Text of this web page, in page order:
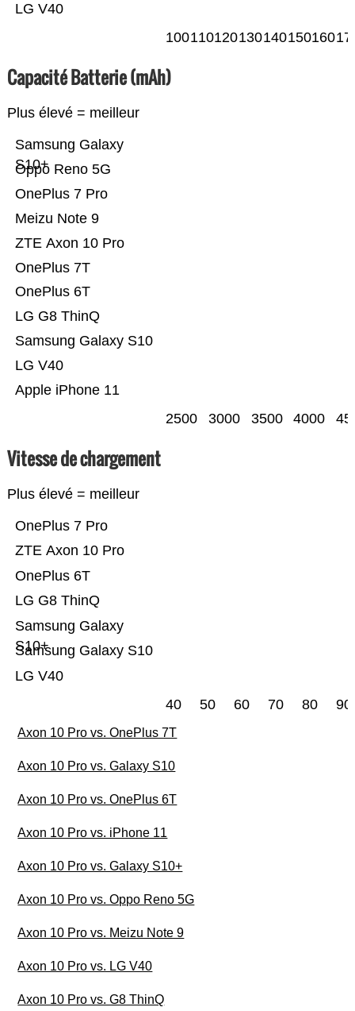
LG V40
100110120130140150160
Capacité Batterie (mAh)
Plus élevé = meilleur
Apple iPhone 11
LG V40
Samsung Galaxy S10
LG G8 ThinQ
OnePlus 6T
OnePlus 7T
ZTE Axon 10 Pro
Meizu Note 9
OnePlus 7 Pro
Oppo Reno 5G
Samsung Galaxy
S10+
2500 3000 3500 4000
Vitesse de chargement
Plus élevé = meilleur
LG V40
Samsung Galaxy S10
Samsung Galaxy
S10+
LG G8 ThinQ
OnePlus 6T
ZTE Axon 10 Pro
OnePlus 7 Pro
40 50 60 70 80 90
Axon 10 Pro vs. OnePlus 7T
Axon 10 Pro vs. Galaxy S10
Axon 10 Pro vs. OnePlus 6T
Axon 10 Pro vs. iPhone 11
Axon 10 Pro vs. Galaxy S10+
Axon 10 Pro vs. Oppo Reno 5G
Axon 10 Pro vs. Meizu Note 9
Axon 10 Pro vs. LG V40
Axon 10 Pro vs. G8 ThinQ